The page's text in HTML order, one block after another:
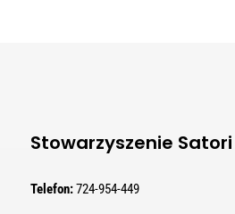
Stowarzyszenie Satori
Telefon:724-954-449